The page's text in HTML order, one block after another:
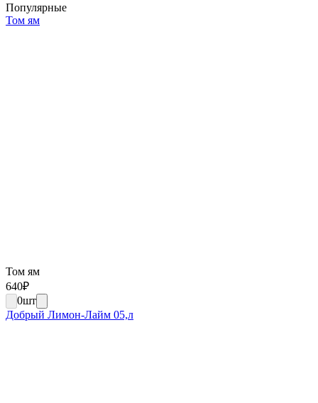
Популярные
Том ям
Том ям
640₽
0шт
Добрый Лимон-Лайм 05,л